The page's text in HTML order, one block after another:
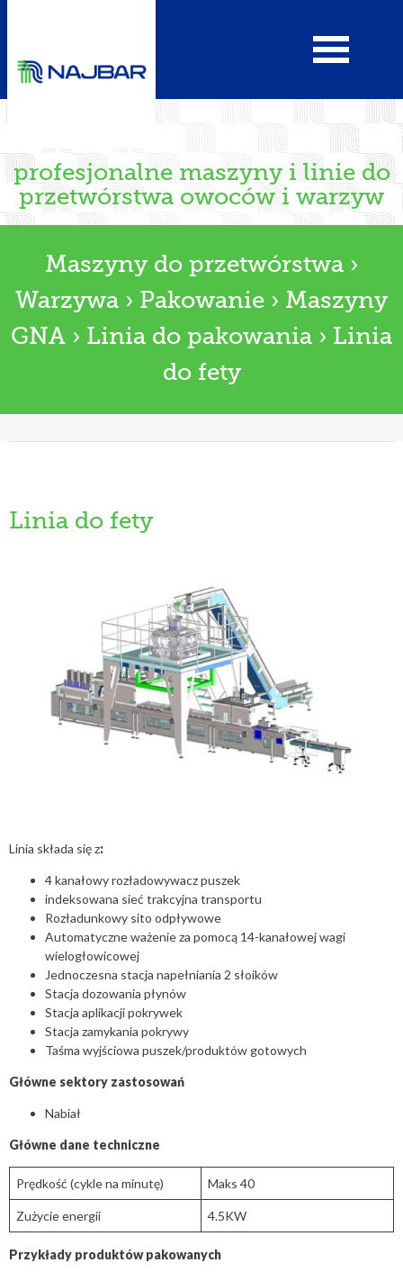
profesjonalne maszyny i linie do
przetwórstwa owoców i warzyw
Maszyny do przetwórstwa ›
Warzywa › Pakowanie › Maszyny
GNA › Linia do pakowania › Linia
do fety
Linia do fety
Linia składa się z:
4 kanałowy rozładowywacz puszek
indeksowana sieć trakcyjna transportu
Rozładunkowy sito odpływowe
Automatyczne ważenie za pomocą 14-kanałowej wagi
wielogłowicowej
Jednoczesna stacja napełniania 2 słoików
Stacja dozowania płynów
Stacja aplikacji pokrywek
Stacja zamykania pokrywy
Taśma wyjściowa puszek/produktów gotowych
Główne sektory zastosowań
Nabiał
Główne dane techniczne
Prędkość (cykle na minutę) Maks 40
Zużycie energii 4.5KW
Przykłady produktów pakowanych